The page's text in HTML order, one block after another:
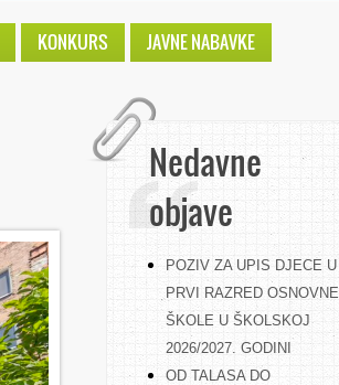
KONKURS JAVNE NABAVKE
Nedavne
objave
POZIV ZA UPIS DJECE U
PRVI RAZRED OSNOVNE
ŠKOLE U ŠKOLSKOJ
2026/2027. GODINI
OD TALASA DO